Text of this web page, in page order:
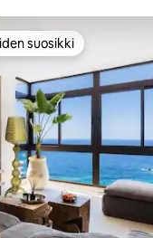
5, 571 arvostelua
suosikki
suosikki